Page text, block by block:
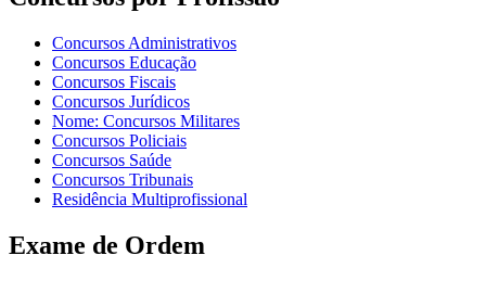
Concursos Administrativos
Concursos Educação
Concursos Fiscais
Concursos Jurídicos
Nome: Concursos Militares
Concursos Policiais
Concursos Saúde
Concursos Tribunais
Residência Multiprofissional
Exame de Ordem